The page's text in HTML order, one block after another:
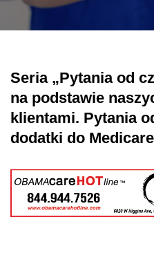
Seria „Pytania od
na podstawie
klientami. Pytania
dodatki do